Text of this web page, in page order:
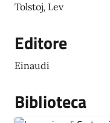
Tolstoj, Lev
Editore
Einaudi
Biblioteca